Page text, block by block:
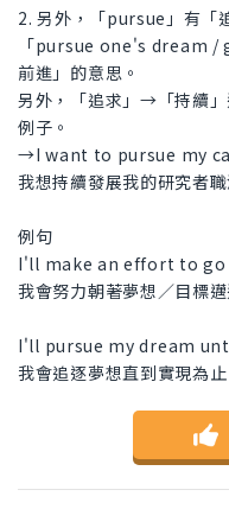
2. 另外，「pursue」有「
「pursue one's dream /
前進」的意思。
另外，「追求」→「持續
例子。
→I want to pursue my
我想持續發展我的研究者職
例句
I'll make an effort to
我會努力朝著夢想／目標邁
I'll pursue my dream
我會追逐夢想直到實現為止